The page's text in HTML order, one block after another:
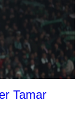
Tamar